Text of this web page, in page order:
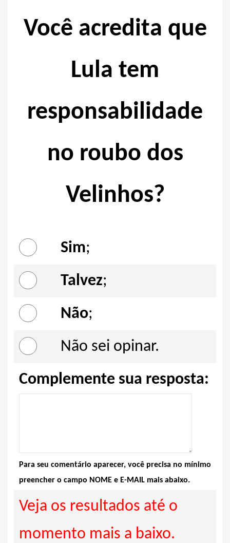
Você acredita que
Lula tem
responsabilidade
no roubo dos
Velinhos?
Sim;
Talvez;
Não;
Não sei opinar.
Complemente sua resposta:
Para seu comentário aparecer, você precisa no mínimo
preencher o campo NOME e E-MAIL mais abaixo.
Veja os resultados até o
momento mais a baixo.